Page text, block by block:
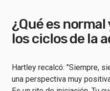
¿Qué es normal
los ciclos de la
Hartley recalcó: "Siempre,
una perspectiva muy